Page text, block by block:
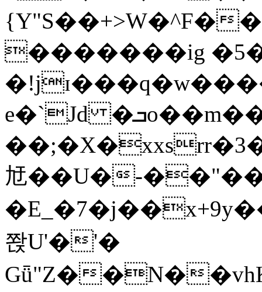
{Y"S��+>W�^F�
�������ig
e�`Jd �ܒo��m��1��d|
㝼��U�-
쫝U'�'�
Gǖ"Z��N�